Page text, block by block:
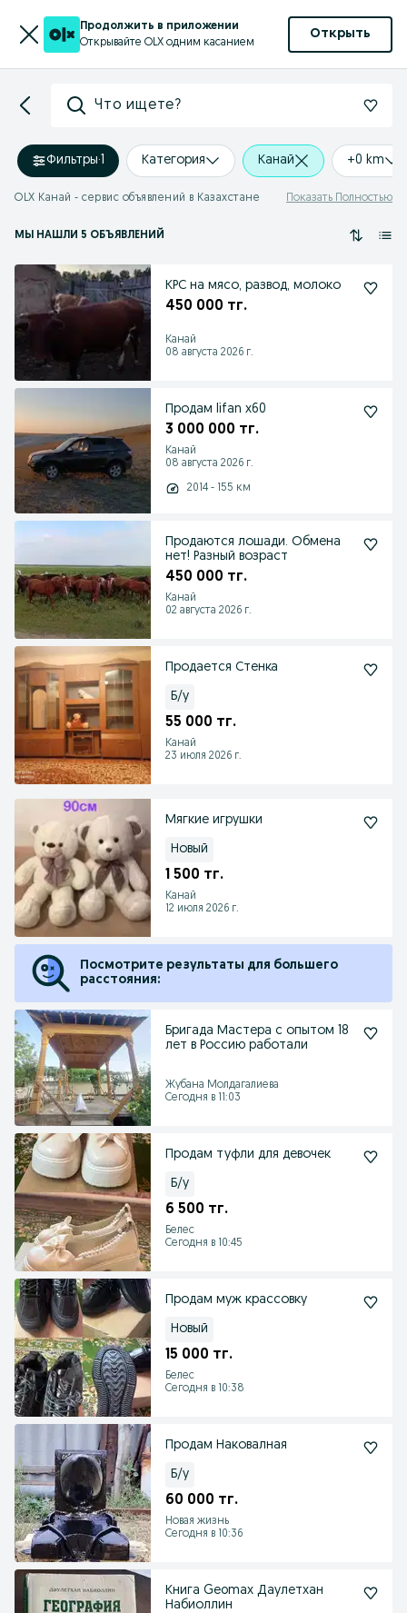
Продолжить в приложении
Открывайте OLX одним касанием
Открыть
Что ищете?
Фильтры·1 Категория Канай +0 km
OLX Канай - сервис объявлений в Казахстане Показать Полностью
МЫ НАШЛИ 5 ОБЪЯВЛЕНИЙ
КРС на мясо, развод, молоко
450 000 тг.
Канай
08 августа 2026 г.
Продам lifan x60
3 000 000 тг.
Канай
08 августа 2026 г.
2014 - 155 км
Продаются лошади. Обмена
нет! Разный возраст
450 000 тг.
Канай
02 августа 2026 г.
Продается Стенка
Б/у
55 000 тг.
Канай
23 июля 2026 г.
Мягкие игрушки
Новый
1 500 тг.
Канай
12 июля 2026 г.
Посмотрите результаты для большего
расстояния:
Бригада Мастера с опытом 18
лет в Россию работали
Жубана Молдагалиева
Сегодня в 11:03
Продам туфли для девочек
Б/у
6 500 тг.
Белес
Сегодня в 10:45
Продам муж крассовку
Новый
15 000 тг.
Белес
Сегодня в 10:38
Продам Наковалная
Б/у
60 000 тг.
Новая жизнь
Сегодня в 10:36
Книга Geomax Даулетхан
Набиоллин